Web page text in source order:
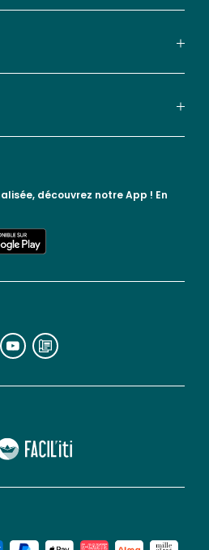
vers Faciliti
lien vers l'espace réseaux sociaux lien vers le blog la redoute
découvrez notre App ! En